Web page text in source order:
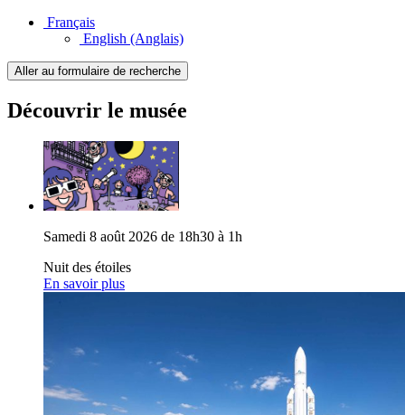
Français
English (Anglais)
Aller au formulaire de recherche
Découvrir le musée
Samedi 8 août 2026 de 18h30 à 1h
Nuit des étoiles
En savoir plus